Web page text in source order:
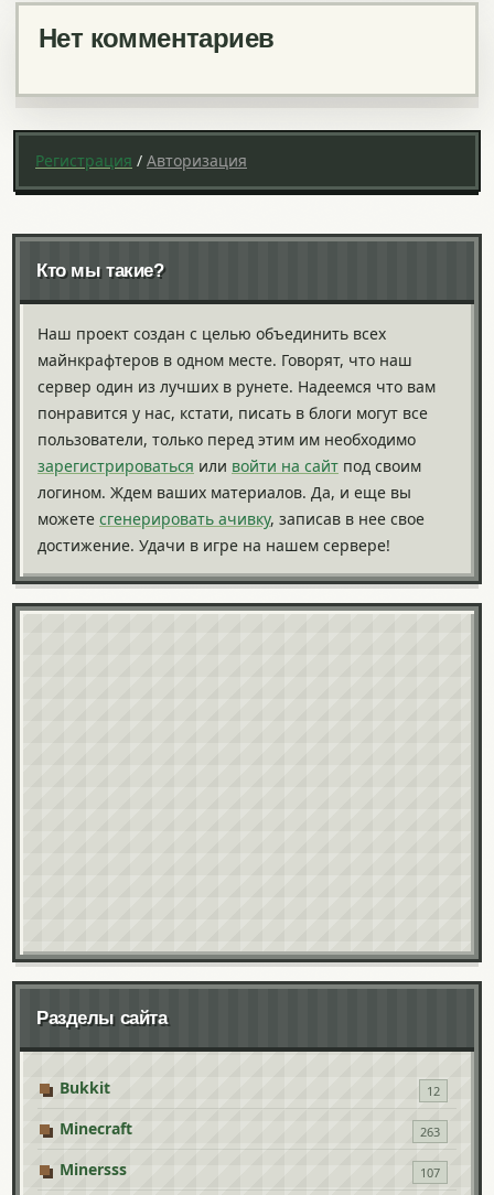
Нет комментариев
Регистрация / Авторизация
Кто мы такие?
Наш проект создан с целью объединить всех
майнкрафтеров в одном месте. Говорят, что наш
сервер один из лучших в рунете. Надеемся что вам
понравится у нас, кстати, писать в блоги могут все
пользователи, только перед этим им необходимо
зарегистрироваться или войти на сайт под своим
логином. Ждем ваших материалов. Да, и еще вы
можете сгенерировать ачивку, записав в нее свое
достижение. Удачи в игре на нашем сервере!
Разделы сайта
Bukkit 12
Minecraft 263
Minersss 107